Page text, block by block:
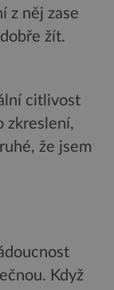
z něj zase
žít.
citlivost
zkreslení,
že jsem
Když